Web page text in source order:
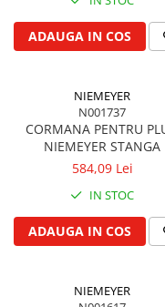
Inel spate arbore motor
Simering fata arbore
Simering spate arbore
Capac arbore motor
Pistoane, segmenti,
Camasa motor
Inele camasa motor
Pistoane motor
Set segmenti motor
Piston si segmenti
Piulite roata
Prezon roata
Inele fixare janta
Ax transmisie fata
Balansier bucsa punte
Cardan, planetara
Carter de butuc, pivot
Diferential
Disc de frana
Reductor punte fata
ADAUGA IN COS
NIEMEYER
N001737
CORMANA PENTRU
NIEMEYER STANGA
584,09 Lei
IN STOC
ADAUGA IN COS
NIEMEYER